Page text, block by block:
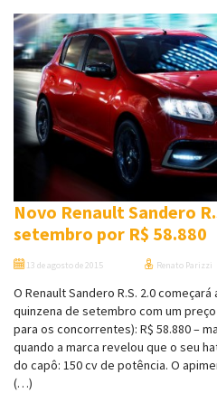
Novo Renault Sandero
setembro por R$ 58.880
13 de agosto de 2015 Renato Parizzi
O Renault Sandero R.S. 2.0
quinzena de setembro com um
para os concorrentes): R$ 58.880 –
quando a marca revelou que o seu
do capô: 150 cv de potência. O
(…)